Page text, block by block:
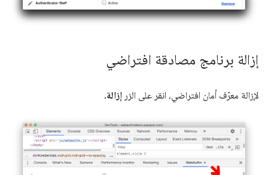
إزالة برنامج مصادقة افتراضي
لإزالة معرّف أمان افتراضي، انقر على الزر إزالة.